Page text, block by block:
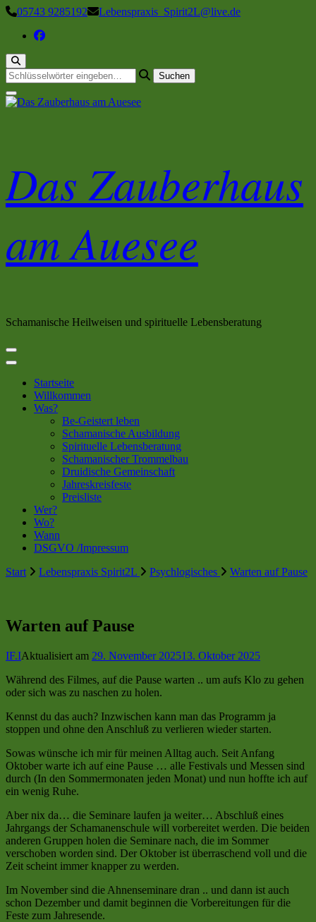
Zum
springen
05743 9285192 Lebenspraxis_Spirit2L@live.de
Suchst
du
nach
Das Zauberhaus
am Auesee
Schamanische Heilweisen und spirituelle Lebensberatung
Startseite
Willkommen
Was?
Be-Geistert leben
Schamanische Ausbildung
Spirituelle Lebensberatung
Schamanischer Trommelbau
Druidische Gemeinschaft
Jahreskreisfeste
Preisliste
Wer?
Wo?
Wann
DSGVO /Impressum
Start
Lebenspraxis Spirit2L Psychlogisches Warten auf Pause
Warten auf Pause
IF.IAktualisiert am 29. November 202513. Oktober 2025
Während des Filmes, auf die Pause warten .. um aufs Klo zu gehen
oder sich was zu naschen zu holen.
Kennst du das auch? Inzwischen kann man das Programm ja
stoppen und ohne den Anschluß zu verlieren wieder starten.
Sowas wünsche ich mir für meinen Alltag auch. Seit Anfang
Oktober warte ich auf eine Pause … alle Festivals und Messen sind
durch (In den Sommermonaten jeden Monat) und nun hoffte ich auf
ein wenig Ruhe.
Aber nix da… die Seminare laufen ja weiter… Abschluß eines
Jahrgangs der Schamanenschule will vorbereitet werden. Die beiden
anderen Gruppen holen die Seminare nach, die im Sommer
verschoben worden sind. Der Oktober ist überraschend voll und die
Zeit scheint immer knapper zu werden.
Im November sind die Ahnenseminare dran .. und dann ist auch
schon Dezember und damit beginnen die Vorbereitungen für die
Feste zum Jahresende.